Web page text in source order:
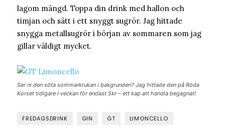
lagom mängd. Toppa din drink med hallon och
timjan och sätt i ett snyggt sugrör. Jag hittade
snygga metallsugrör i början av sommaren som jag
gillar väldigt mycket.
Ser ni den söta sommarkrukan i bakgrunden? Jag hittade den på Röda
Korset tidigare i veckan för endast 5kr – ett kap att handla begagnat!
FREDAGSDRINK GIN GT LIMONCELLO